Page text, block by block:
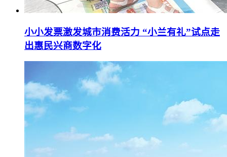
小小发票激发城市消费活力 “小兰有礼”试点走
出惠民兴商数字化